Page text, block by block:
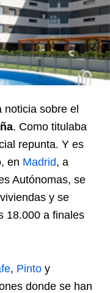
noticia sobre el
. Como titulaba
repunta. Y es
en Madrid, a
Autónomas, se
y se
18.000 a finales
, Pinto y
donde se han